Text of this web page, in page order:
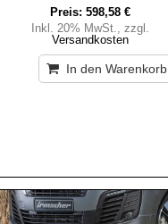
Preis: 598,58 €
Inkl. 20% MwSt.,zzgl.
Versandkosten
In den Warenkorb